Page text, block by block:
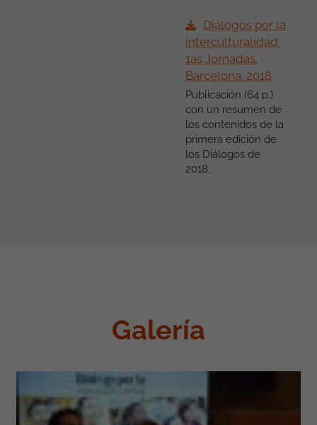
Diálogos por la
interculturalidad.
1as Jornadas.
Barcelona. 2018
Publicación (64 p.)
con un resumen de
los contenidos de la
primera edición de
los Diálogos de
2018,
Galería